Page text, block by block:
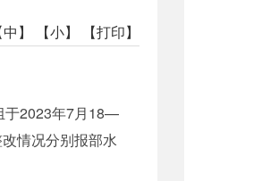
中】 【小】 【打印】
于2023年7月18—
情况分别报部水